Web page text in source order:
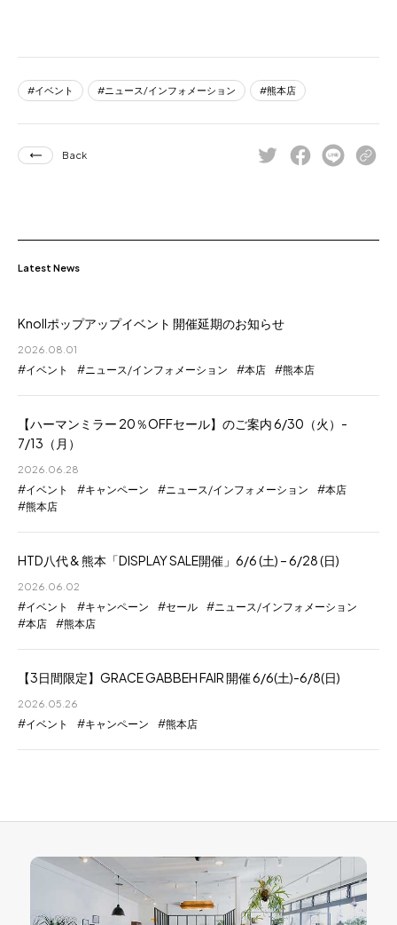
イベント ニュース/インフォメーション 熊本店
Back
Latest News
Knollポップアップイベント 開催延期のお知らせ
2026.08.01
イベント ニュース/インフォメーション 本店 熊本店
【ハーマンミラー 20％OFFセール】のご案内 6/30（火）-
7/13（月）
2026.06.28
イベント キャンペーン ニュース/インフォメーション
本店
熊本店
HTD八代 & 熊本「DISPLAY SALE開催」6/6 (土) – 6/28 (日)
2026.06.02
イベント キャンペーン セール
ニュース/インフォメーション
本店
熊本店
【3日間限定】GRACE GABBEH FAIR 開催 6/6(土)-6/8(日)
2026.05.26
イベント キャンペーン 熊本店